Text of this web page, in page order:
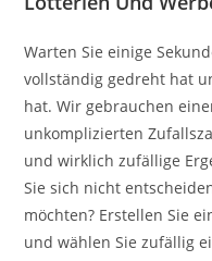
Warten Sie einige
vollständig gedreht hat
hat. Wir gebrauchen
unkomplizierten
und wirklich zufällige
Sie sich nicht
möchten? Erstellen Sie
und wählen Sie zufällig